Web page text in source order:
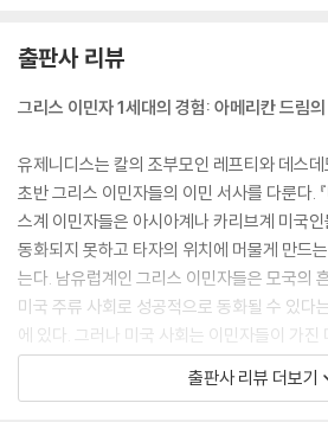
이 닿았다. 아주 달콤하게. “안녕, 티레시아스
“나야, 안티고네.”
아팠다. 칼처럼, 불처럼 아팠다. 그게 날 쪼개
젖꼭지까지 벌려 놓았다. 나는 헐떡거리며 눈
내려다보고 있었다. 우리는 입을 떡 벌리고
다는 것을 알았다. 제롬은 나의 정체를 갑자기
도 머리에 털 나고 처음으로 내가 여자가 아니
재라는 것을 명백히 알게 되었다.
--- p.194
“네가 칼리오페로구나.” 그는 부드럽게 미소
출판사 리뷰
그리스 이민자 1세대의 경험: 아메리칸 드림
유제니디스는 칼의 조부모인 레프티와 데스
초반 그리스 이민자들의 이민 서사를 다룬다.
스계 이민자들은 아시아계나 카리브계 미국
동화되지 못하고 타자의 위치에 머물게 만드
는다. 남유럽계인 그리스 이민자들은 모국의
미국 주류 사회로 성공적으로 동화될 수 있다
에 있다. 그러나 미국 사회는 이민자들이 가진
고, 이질적인 요소들을 억압하거나 배제함으
화시키려 한다. 그리스계 이민자의 이주 서사
출판사 리뷰 더보기